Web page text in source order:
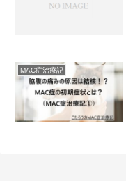
MAC症治療記